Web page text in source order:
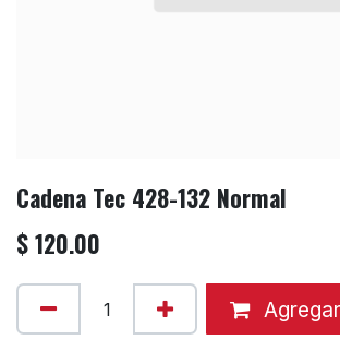
Cadena Tec 428-132 Normal
$120.00